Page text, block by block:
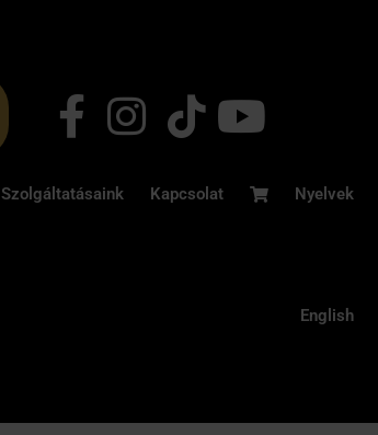
Szolgáltatásaink Kapcsolat Nyelvek
English